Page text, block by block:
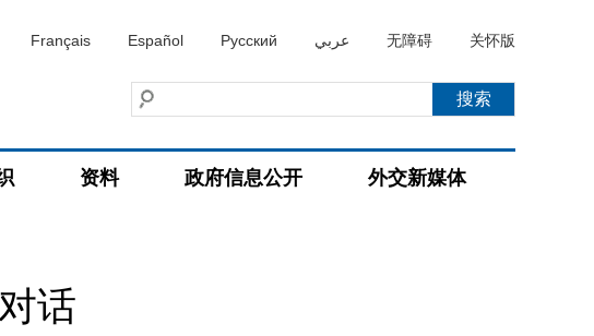
Français Español Русский عربي 无障碍 关怀版
资料 政府信息公开 外交新媒体
话